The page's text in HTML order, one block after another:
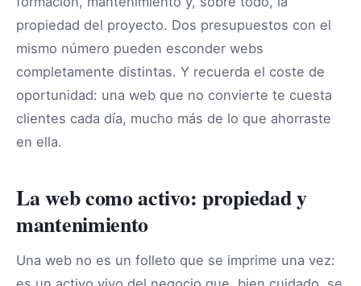
propiedad del proyecto. Dos presupuestos con el
mismo número pueden esconder webs
completamente distintas. Y recuerda el coste de
oportunidad: una web que no convierte te cuesta
clientes cada día, mucho más de lo que ahorraste
en ella.
La web como activo: propiedad y
mantenimiento
Una web no es un folleto que se imprime una vez: